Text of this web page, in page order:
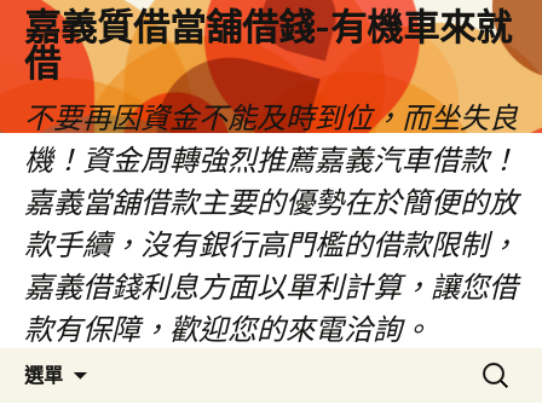
嘉義質借當舖借錢-有機車來就
借
不要再因資金不能及時到位，而坐失良
機！資金周轉強烈推薦嘉義汽車借款！
嘉義當舖借款主要的優勢在於簡便的放
款手續，沒有銀行高門檻的借款限制，
嘉義借錢利息方面以單利計算，讓您借
款有保障，歡迎您的來電洽詢。
選單
搜
尋